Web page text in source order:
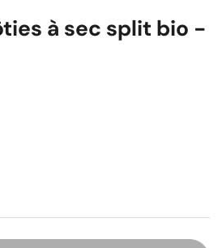
à sec split bio -